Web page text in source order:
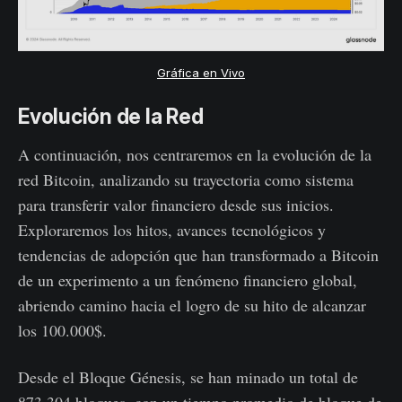
Gráfica en Vivo
Evolución de la Red
A continuación, nos centraremos en la evolución de la
red Bitcoin, analizando su trayectoria como sistema
para transferir valor financiero desde sus inicios.
Exploraremos los hitos, avances tecnológicos y
tendencias de adopción que han transformado a Bitcoin
de un experimento a un fenómeno financiero global,
abriendo camino hacia el logro de su hito de alcanzar
los 100.000$.
Desde el Bloque Génesis, se han minado un total de